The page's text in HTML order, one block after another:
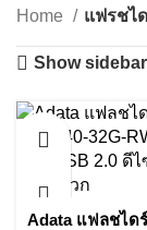
Home
แฟรชไ
Show sidebar
Adata แฟลชได